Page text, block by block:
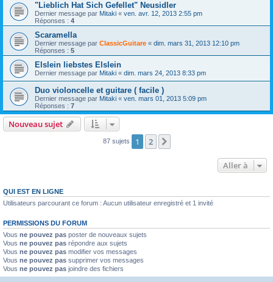
"Lieblich Hat Sich Gefellet" Neusidler
Dernier message par Mitaki « ven. avr. 12, 2013 2:55 pm
Réponses : 4
Scaramella
Dernier message par ClassicGuitare « dim. mars 31, 2013 12:10 pm
Réponses : 5
Elslein liebstes Elslein
Dernier message par Mitaki « dim. mars 24, 2013 8:33 pm
Duo violoncelle et guitare ( facile )
Dernier message par Mitaki « ven. mars 01, 2013 5:09 pm
Réponses : 7
Nouveau sujet
87 sujets 1 2
Aller à
QUI EST EN LIGNE
Utilisateurs parcourant ce forum : Aucun utilisateur enregistré et 1 invité
PERMISSIONS DU FORUM
Vous ne pouvez pas poster de nouveaux sujets
Vous ne pouvez pas répondre aux sujets
Vous ne pouvez pas modifier vos messages
Vous ne pouvez pas supprimer vos messages
Vous ne pouvez pas joindre des fichiers